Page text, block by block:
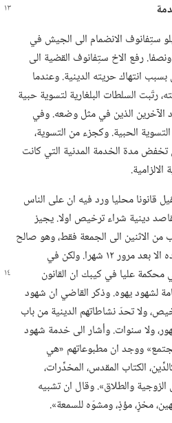
ستِفانوف الانضمام الى الجيش في
رفع الاخ ستِفانوف القضية الى
انتهاك حريته الدينية.‏ وعندما
رتّبت السلطات البلغارية لتسوية حبية
الآخرين الذين في مثل وضعه.‏ وفي
المحكمة التسوية الحبية.‏ وكجزء من التسوية،‏
تخفض مدة الخدمة المدنية التي كانت
قانونا محليا ورد فيه ان على الناس
دينية شراء ترخيص اولا.‏ يجيز
من الاثنين الى الجمعة فقط،‏ وهو صالح
مدة شهرين فقط،‏ ولا يمكن تجديده الا بعد مرور ١٢ شهرا.‏ ولكن في
عليا في كيبك ان القانون
لشهود يهوه.‏ وذكر القاضي ان شهود
ولا تحدّ نشاطاتهم الدينية من باب
ولا سنوات.‏ وأشار الى خدمة شهود
ووجد ان مطبوعاتهم «هي
الكتاب المقدس،‏ المخدِّرات،‏
الزوجية والطلاق».‏ وقال ان تشبيه
مخزٍ،‏ مؤذٍ،‏ ومشوّه للسمعة».‏